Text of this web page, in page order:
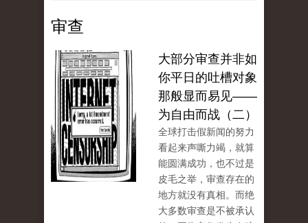
审查
大部分审查并非如
你平日的吐槽对象
那般显而易见——
为自由而战（二）
全球打击假新闻的努力
看起来声嘶力竭，就算
能圆满成功，也不过是
皮毛之举，审查存在的
地方就没有真相。而绝
大多数审查是不被承认